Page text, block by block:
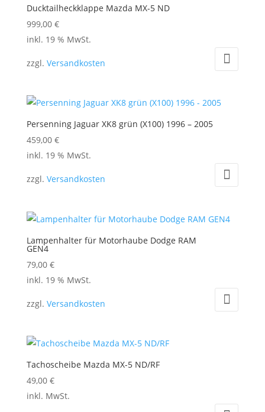
Die
Optionen
können
auf
gewählt
werden
Ducktailheckklappe Mazda MX-5 ND
999,00 €
inkl. 19 % MwSt.
zzgl. Versandkosten
Persenning Jaguar XK8 grün (X100) 1996 – 2005
459,00 €
inkl. 19 % MwSt.
zzgl. Versandkosten
Lampenhalter für Motorhaube Dodge RAM
GEN4
79,00 €
inkl. 19 % MwSt.
zzgl. Versandkosten
Tachoscheibe Mazda MX-5 ND/RF
49,00 €
Dieses
inkl. MwSt.